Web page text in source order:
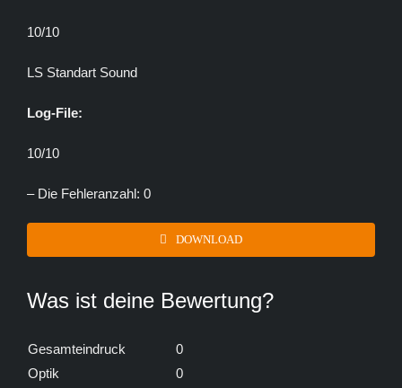
10/10
LS Standart Sound
Log-File:
10/10
– Die Fehleranzahl: 0
DOWNLOAD
Was ist deine Bewertung?
Gesamteindruck
0
Optik
0